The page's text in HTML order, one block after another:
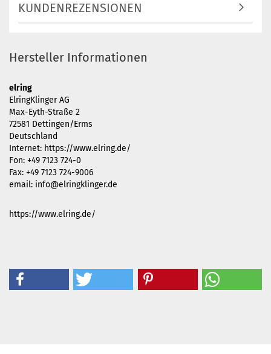
KUNDENREZENSIONEN
Hersteller Informationen
elring
ElringKlinger AG
Max-Eyth-Straße 2
72581 Dettingen/Erms
Deutschland
Internet: https://www.elring.de/
Fon: +49 7123 724-0
Fax: +49 7123 724-9006
email: info@elringklinger.de
https://www.elring.de/